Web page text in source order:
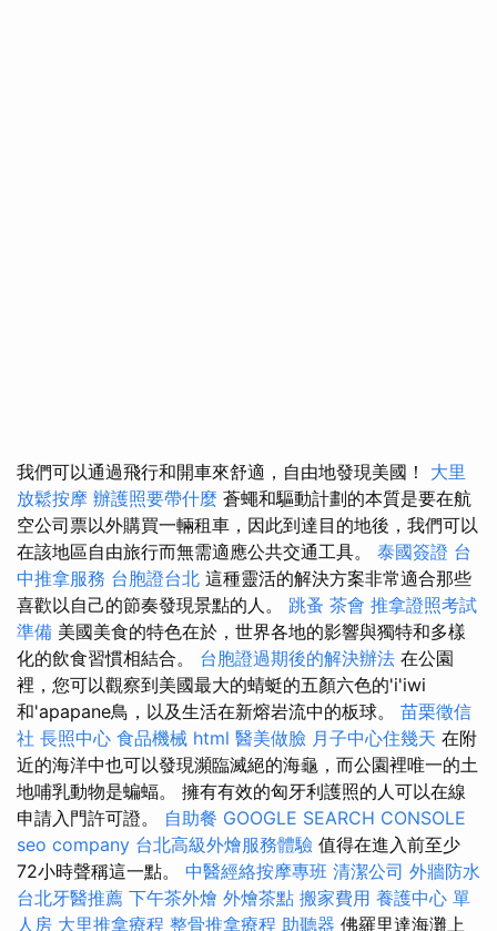
我們可以通過飛行和開車來舒適，自由地發現美國！ 大里
放鬆按摩 辦護照要帶什麼 蒼蠅和驅動計劃的本質是要在航
空公司票以外購買一輛租車，因此到達目的地後，我們可以
在該地區自由旅行而無需適應公共交通工具。 泰國簽證 台
中推拿服務 台胞證台北 這種靈活的解決方案非常適合那些
喜歡以自己的節奏發現景點的人。 跳蚤 茶會 推拿證照考試
準備 美國美食的特色在於，世界各地的影響與獨特和多樣
化的飲食習慣相結合。 台胞證過期後的解決辦法 在公園
裡，您可以觀察到美國最大的蜻蜓的五顏六色的'i'iwi
和'apapane鳥，以及生活在新熔岩流中的板球。 苗栗徵信
社 長照中心 食品機械 html 醫美做臉 月子中心住幾天 在附
近的海洋中也可以發現瀕臨滅絕的海龜，而公園裡唯一的土
地哺乳動物是蝙蝠。 擁有有效的匈牙利護照的人可以在線
申請入門許可證。 自助餐 GOOGLE SEARCH CONSOLE
seo company 台北高級外燴服務體驗 值得在進入前至少
72小時聲稱這一點。 中醫經絡按摩專班 清潔公司 外牆防水
台北牙醫推薦 下午茶外燴 外燴茶點 搬家費用 養護中心 單
人房 大里推拿療程 整骨推拿療程 助聽器 佛羅里達海灘上